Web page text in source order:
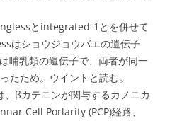
とintegrated-1とを併せて
はショウジョウバエの遺伝子
哺乳類の遺伝子で、両者が同一
たため。ウイントと読む。
、βカテニンが関与するカノニカ
Cell Porlarity (PCP)経路、